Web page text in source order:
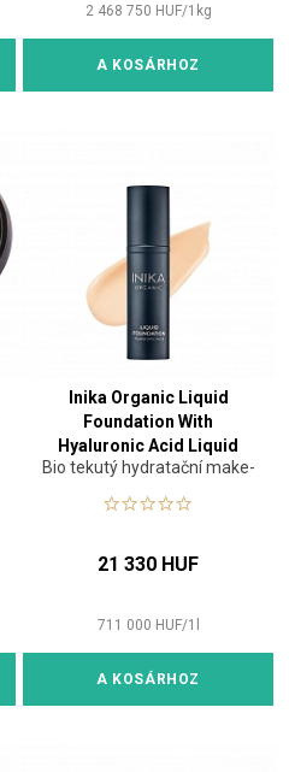
2 468 750 HUF/1 kg
A KOSÁRHOZ
Inika Organic Liquid
Foundation With
Hyaluronic Acid Liquid
Make-Up Cream 30 ml
Bio tekutý hydratační make-
21 330 HUF
711 000 HUF/1
A KOSÁRHOZ